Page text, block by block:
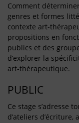
Comment
genres et formes
contexte art-
propositions en
publics et des
d’explorer la
art-thérapeutique.
PUBLIC
Ce stage s’adresse
d’ateliers d’écriture,